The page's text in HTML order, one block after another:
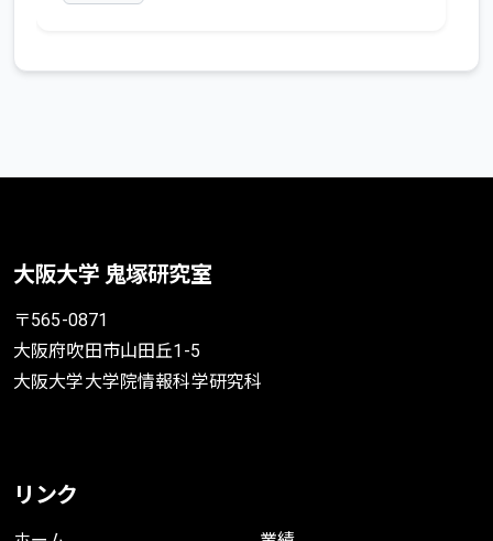
大阪大学 鬼塚研究室
〒565-0871
大阪府吹田市山田丘1-5
大阪大学大学院情報科学研究科
リンク